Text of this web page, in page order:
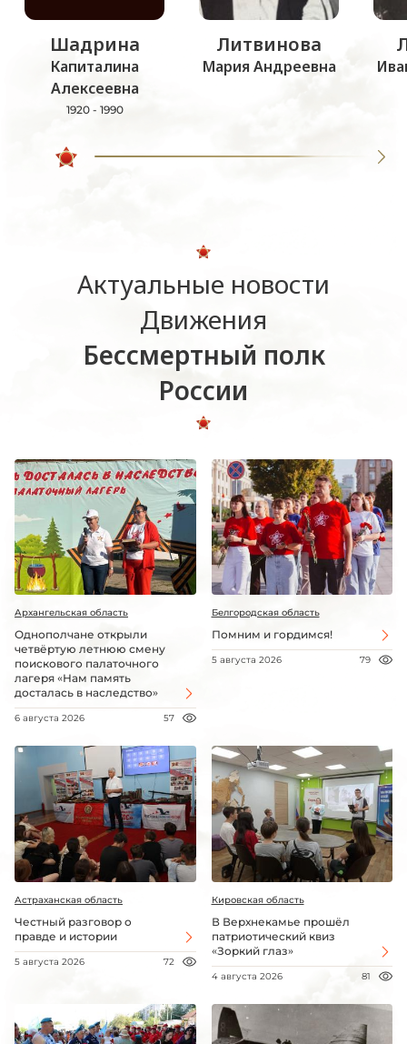
Шадрина
Капиталина
Алексеевна
1920 - 1990
Литвинова
Мария Андреевна
Актуальные новости
Движения
Бессмертный полк
России
Архангельская область
Однополчане открыли
четвёртую летнюю смену
поискового палаточного
лагеря «Нам память
досталась в наследство»
6 августа 2026 57
Белгородская область
Помним и гордимся!
5 августа 2026 79
Астраханская область
Честный разговор о
правде и истории
5 августа 2026 72
Кировская область
В Верхнекамье прошёл
патриотический квиз
«Зоркий глаз»
4 августа 2026 81